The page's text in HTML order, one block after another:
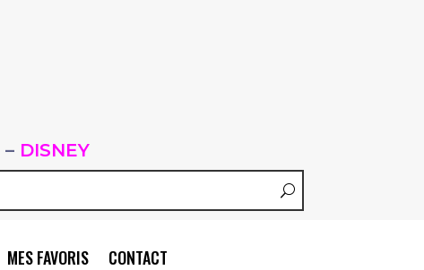
– DISNEY
MES FAVORIS CONTACT